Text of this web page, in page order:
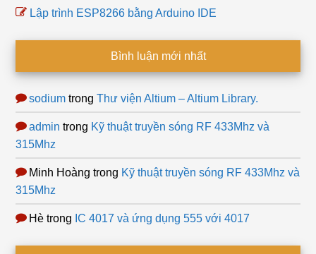
Lập trình ESP8266 bằng Arduino IDE
Bình luận mới nhất
sodium trongThư viện Altium – Altium Library.
admin trong Kỹ thuật truyền sóng RF 433Mhz và
315Mhz
Minh Hoàng trong Kỹ thuật truyền sóng RF 433Mhz và
315Mhz
Hè trong IC 4017 và ứng dụng 555 với 4017